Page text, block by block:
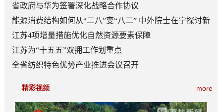
省政府与华为签署深化战略合作协议
能源消费结构如何从“二八”变“八二” 中外院士在宁探讨新
型能源体系建设
江苏4项增量措施优化自然资源要素保障
江苏为“十五五”双拥工作划重点
全省纺织特色优势产业推进会议召开
more
精彩视频